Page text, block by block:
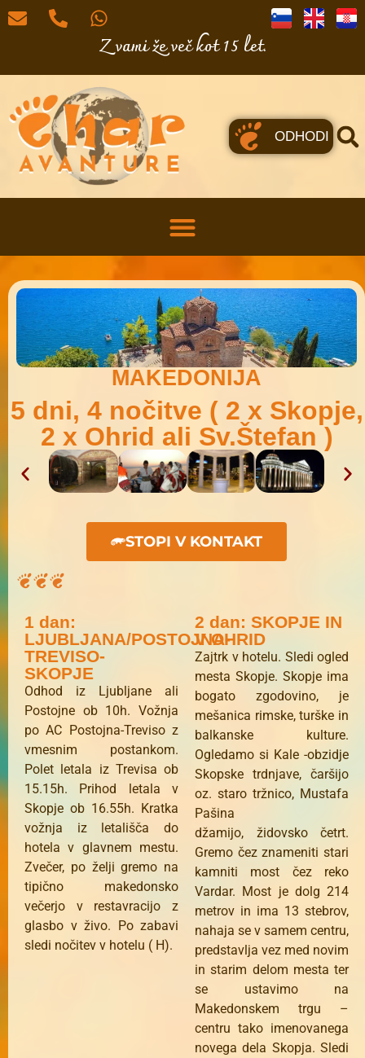
Z vami že več kot 15 let.
ODHODI
MAKEDONIJA
5 dni, 4 nočitve ( 2 x Skopje,
2 x Ohrid ali Sv.Štefan )
STOPI V KONTAKT
1 dan:
LJUBLJANA/POSTOJNA-
TREVISO-
SKOPJE
Odhod iz Ljubljane ali
Postojne ob 10h. Vožnja
po AC Postojna-Treviso z
vmesnim postankom.
Polet letala iz Trevisa ob
15.15h. Prihod letala v
Skopje ob 16.55h. Kratka
vožnja iz letališča do
hotela v glavnem mestu.
Zvečer, po želji gremo na
tipično makedonsko
večerjo v restavracijo z
glasbo v živo. Po zabavi
sledi nočitev v hotelu ( H).
2 dan: SKOPJE IN
V OHRID
Zajtrk v hotelu. Sledi ogled
mesta Skopje. Skopje ima
bogato zgodovino, je
mešanica rimske, turške in
balkanske kulture.
Ogledamo si Kale -obzidje
Skopske trdnjave, čaršijo
oz. staro tržnico, Mustafa
Pašina
džamijo, židovsko četrt.
Gremo čez znameniti stari
kamniti most čez reko
Vardar. Most je dolg 214
metrov in ima 13 stebrov,
nahaja se v samem centru,
predstavlja vez med novim
in starim delom mesta ter
se ustavimo na
Makedonskem trgu –
centru tako imenovanega
novega dela Skopja. Sledi